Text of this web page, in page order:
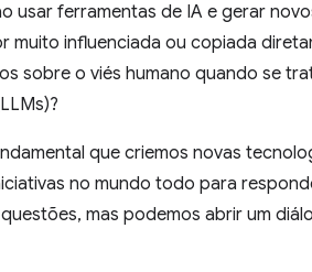
usar ferramentas de IA e gerar
muito influenciada ou copiada
sobre o viés humano quando se
que criemos novas
no mundo todo para
mas podemos abrir um